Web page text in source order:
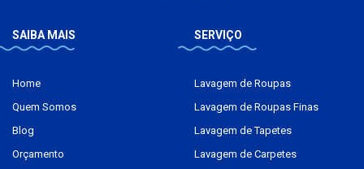
SAIBA MAIS
Home
Quem Somos
Blog
Orçamento
SERVIÇO
Lavagem de Roupas
Lavagem de Roupas Finas
Lavagem de Tapetes
Lavagem de Carpetes